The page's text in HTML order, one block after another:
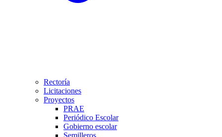
Rectoría
Licitaciones
Proyectos
PRAE
Periódico Escolar
Gobierno escolar
Semilleros